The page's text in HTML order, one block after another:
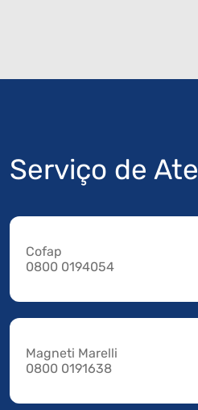
Serviço de
Cofap
0800 0194054
Magneti Marelli
0800 0191638